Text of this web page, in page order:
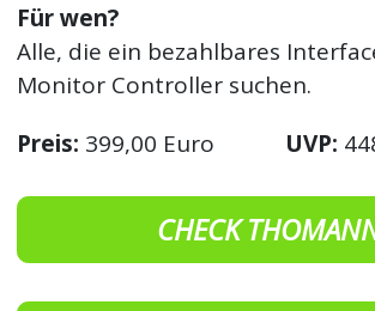
Für wen?
Alle, die ein bezahlbares
Monitor Controller suchen.
Preis: 399,00 Euro UVP:
CHECK